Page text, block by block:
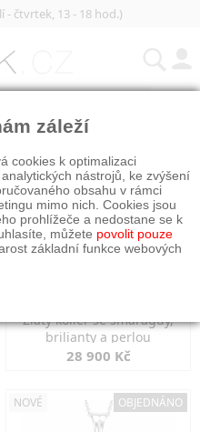
čtvrtek, 13 - 18 hod.)
Zlatý kolier se smaragdy,
brilianty a perlou
28 900 Kč
NOVÉ OBJEDNÁNO
záleží
cookies k optimalizaci
nástrojů, ke zvýšení
obsahu v rámci
mimo nich. Cookies jsou
prohlížeče a nedostane se k
můžete povolit pouze
základní funkce webových